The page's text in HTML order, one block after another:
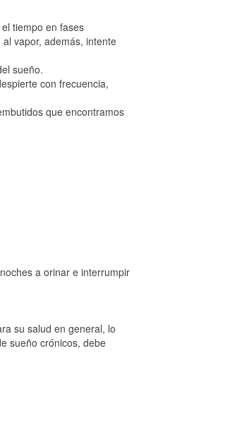
tiempo en fases
vapor, además, intente
sueño.
con frecuencia,
que encontramos
a orinar e interrumpir
su salud en general, lo
sueño crónicos, debe